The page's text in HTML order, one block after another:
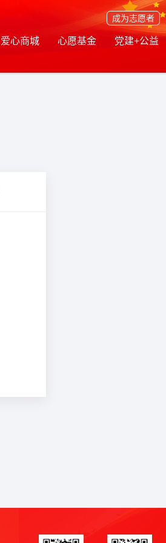
成为志愿者
爱心商城 心愿基金 党建+公益